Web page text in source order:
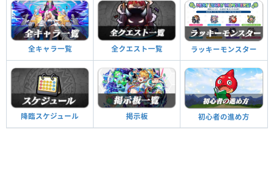
全キャラ一覧 全クエスト一覧 ラッキーモンスター
降臨スケジュール 掲示板 初心者の進め方